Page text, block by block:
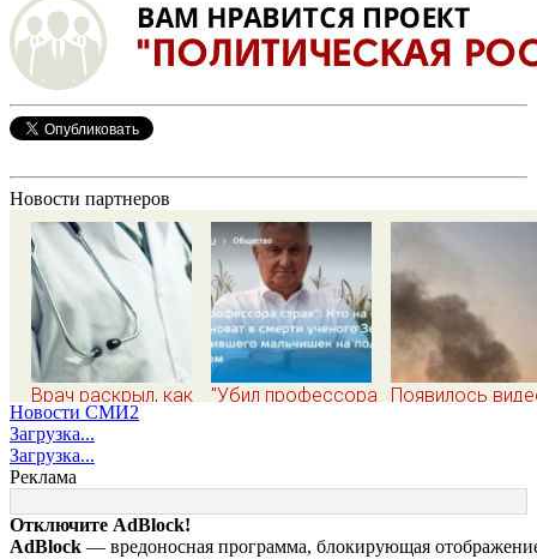
Новости партнеров
Врач раскрыл, как
распознать
опасный тромб
"Убил профессора
ученого Зезина,
остановившего
мальчишек на поле
Появилось
на Урале
Новости СМИ2
Загрузка...
Загрузка...
Реклама
Отключите AdBlock!
AdBlock — вредоносная программа, блокирующая